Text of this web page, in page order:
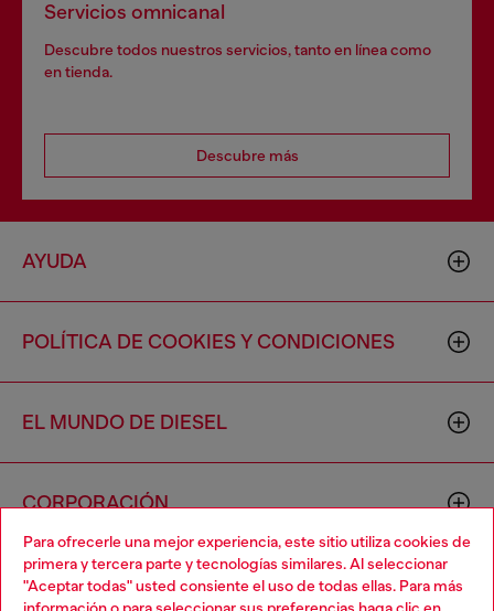
Para ofrecerle una mejor experiencia, este sitio utiliza cookies de
primera y tercera parte y tecnologías similares. Al seleccionar
"Aceptar todas" usted consiente el uso de todas ellas. Para más
Servicios omnicanal
Descubre todos nuestros servicios, tanto en línea como
en tienda.
Descubre más
AYUDA
POLÍTICA DE COOKIES Y CONDICIONES
EL MUNDO DE DIESEL
CORPORACIÓN